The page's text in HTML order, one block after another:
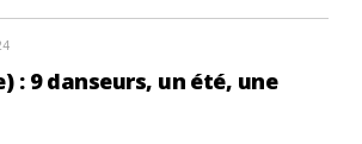
: 9 danseurs, un été, une